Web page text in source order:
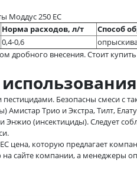
Моддус 250 ЕС
Норма расходов, л/т Способ
0,4-0,6
дробного внесения. Стоит
Безопасны смеси с
Амистар Трио и Экстра, Тилт,
Энжио (инсектициды). Следует
цена, которую предлагает
на сайте компании, а менеджеры